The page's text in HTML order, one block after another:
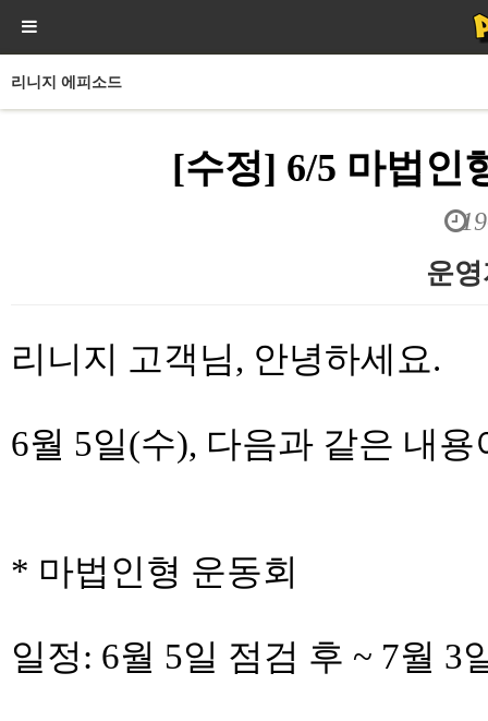
리니지 에피소드
[수정] 6/5 마법인
운
리니지 고객님, 안녕하세요.
6월 5일(수), 다음과 같은 내
* 마법인형 운동회
일정: 6월 5일 점검 후 ~ 7월 3